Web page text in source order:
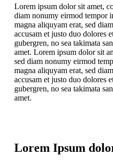
Lorem ipsum dolor sit amet,
diam nonumy eirmod tempor
magna aliquyam erat, sed
accusam et justo duo dolores
gubergren, no sea takimata
amet. Lorem ipsum dolor sit
sed diam nonumy eirmod
magna aliquyam erat, sed
accusam et justo duo dolores
gubergren, no sea takimata
amet.
Lorem Ipsum